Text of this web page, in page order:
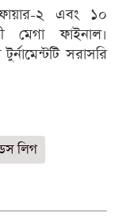
২ এবং ১০
মেগা ফাইনাল।
সরাসরি
লিগ